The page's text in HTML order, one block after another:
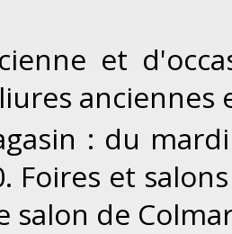
et
: du
Foires et
salon de